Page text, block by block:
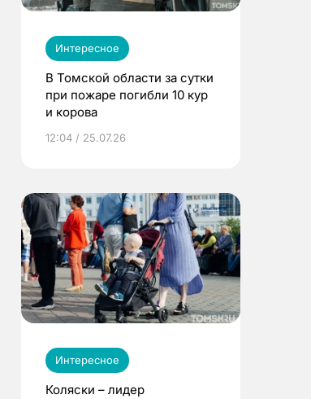
Интересное
В Томской области за сутки
при пожаре погибли 10 кур
и корова
12:04 / 25.07.26
Интересное
Коляски – лидер